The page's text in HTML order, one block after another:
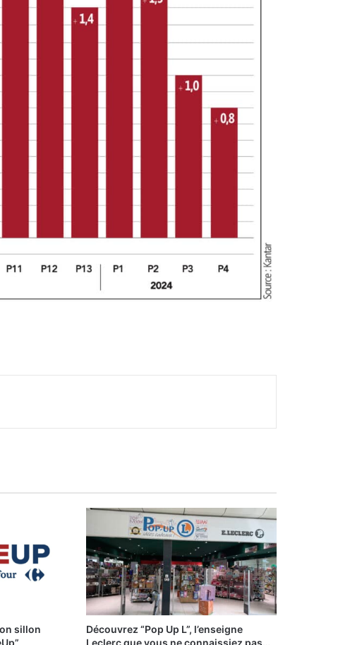
sillon
Découvrez “Pop Up L”, l’enseigne
Leclerc que vous ne connaissiez pas…